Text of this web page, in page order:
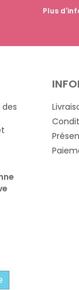
Plus